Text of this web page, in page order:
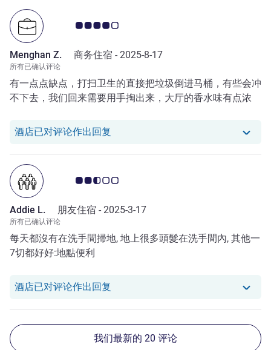
客户意见评级 4.0/5
Menghan Z. 商务住宿 - 2025-8-17
所有已确认评论
有一点点缺点，打扫卫生的直接把垃圾倒进马桶，有些会冲
不下去，我们回来需要用手掏出来，大厅的香水味有点浓
酒店已对评论作出回复 我们酒店已对 Menghan Z. 的评论作
客户意见评级 2.5/5
Addie L. 朋友住宿 - 2025-3-17
所有已确认评论
每天都沒有在洗手間掃地, 地上很多頭髮在洗手間內, 其他一
7切都好好:地點便利
酒店已对评论作出回复 我们酒店已对 Addie L. 的评论作出回
我们最新的 20 评论